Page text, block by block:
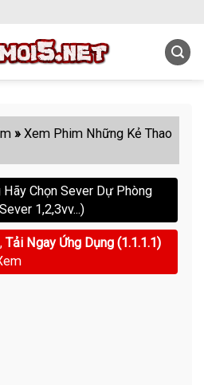
»Xem Phim Những Kẻ Thao
Chọn Sever Dự Phòng
1,2,3vv...)
Tải Ngay Ứng Dụng (1.1.1.1)